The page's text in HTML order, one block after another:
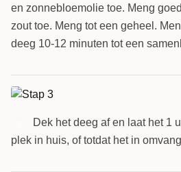
en zonnebloemolie toe. Meng
zout toe. Meng tot een geheel.
deeg 10-12 minuten tot een
Dek het deeg af en laat het 1
plek in huis, of totdat het in